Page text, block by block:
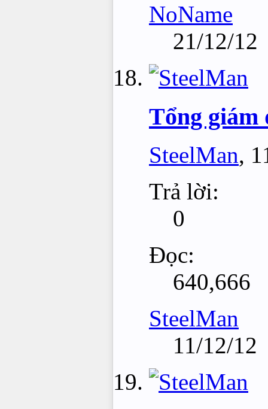
NoName
21/12/12
Tổng
SteelMan,
Trả lời:
0
Đọc:
640,666
SteelMan
11/12/12